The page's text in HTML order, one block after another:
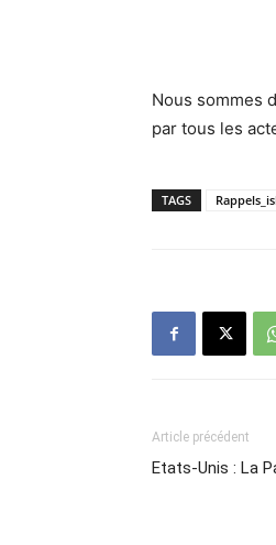
Nous sommes
par tous les
TAGS
Article précédent
Etats-Unis : La